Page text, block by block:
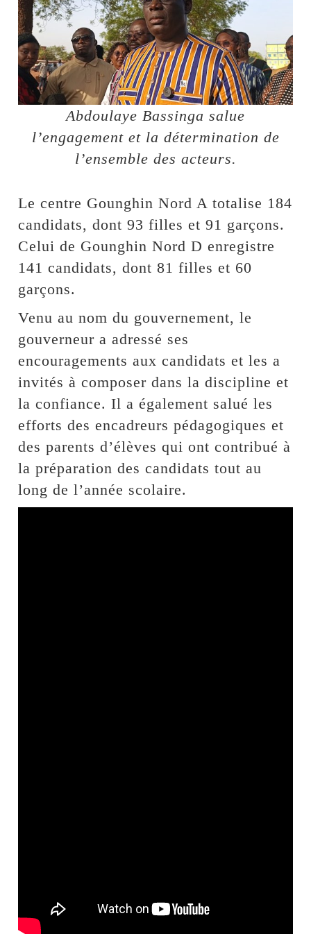
Abdoulaye Bassinga salue
l’engagement et la détermination de
l’ensemble des acteurs.
Le centre Gounghin Nord A totalise 184
candidats, dont 93 filles et 91 garçons.
Celui de Gounghin Nord D enregistre
141 candidats, dont 81 filles et 60
garçons.
Venu au nom du gouvernement, le
gouverneur a adressé ses
encouragements aux candidats et les a
invités à composer dans la discipline et
la confiance. Il a également salué les
efforts des encadreurs pédagogiques et
des parents d’élèves qui ont contribué à
la préparation des candidats tout au
long de l’année scolaire.